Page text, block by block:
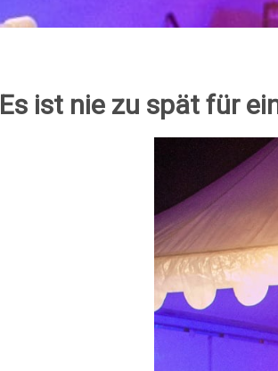
Es ist nie zu spät für